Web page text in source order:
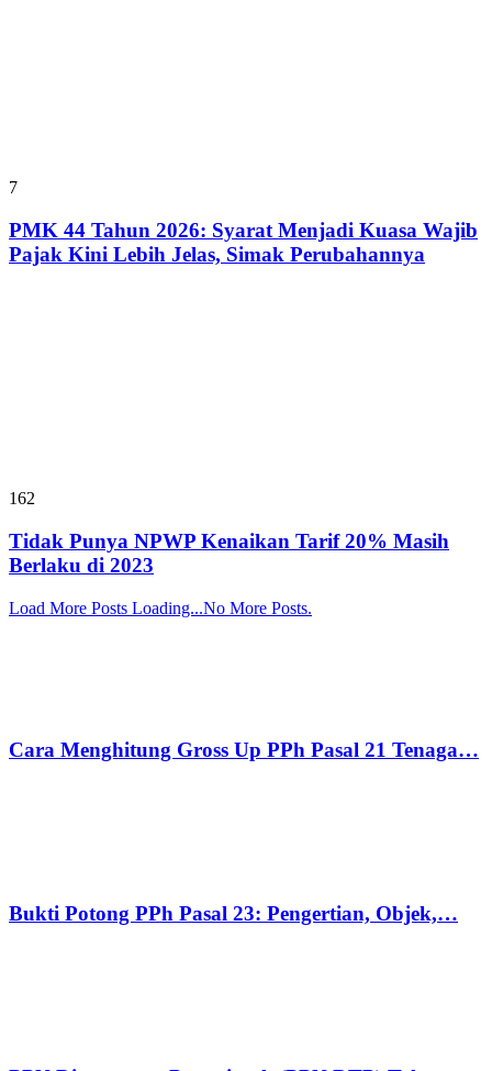
7
PMK 44 Tahun 2026: Syarat Menjadi Kuasa Wajib
Pajak Kini Lebih Jelas, Simak Perubahannya
162
Tidak Punya NPWP Kenaikan Tarif 20% Masih
Berlaku di 2023
Load More Posts Loading...No More Posts.
Cara Menghitung Gross Up PPh Pasal 21 Tenaga…
Bukti Potong PPh Pasal 23: Pengertian, Objek,…